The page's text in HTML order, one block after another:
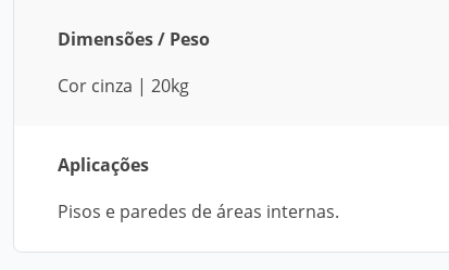
Dimensões / Peso
Cor cinza | 20kg
Aplicações
Pisos e paredes de áreas internas.